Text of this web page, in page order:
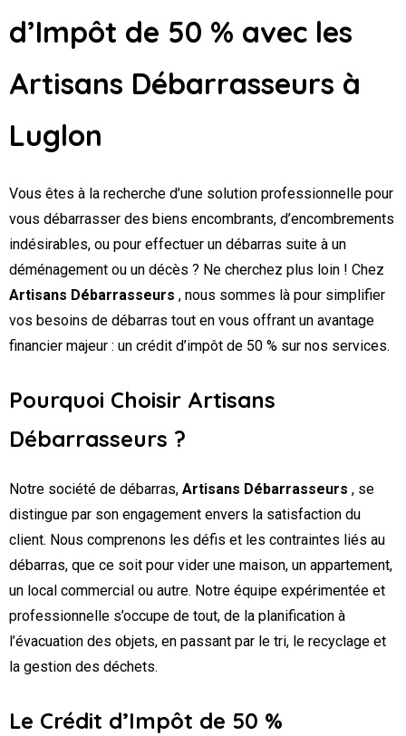
d’Impôt de 50 % avec les
Artisans Débarrasseurs à
Luglon
Vous êtes à la recherche d’une solution professionnelle pour
vous débarrasser des biens encombrants, d’encombrements
indésirables, ou pour effectuer un débarras suite à un
déménagement ou un décès ? Ne cherchez plus loin ! Chez
Artisans Débarrasseurs , nous sommes là pour simplifier
vos besoins de débarras tout en vous offrant un avantage
financier majeur : un crédit d’impôt de 50 % sur nos services.
Pourquoi Choisir Artisans
Débarrasseurs ?
Notre société de débarras, Artisans Débarrasseurs , se
distingue par son engagement envers la satisfaction du
client. Nous comprenons les défis et les contraintes liés au
débarras, que ce soit pour vider une maison, un appartement,
un local commercial ou autre. Notre équipe expérimentée et
professionnelle s’occupe de tout, de la planification à
l’évacuation des objets, en passant par le tri, le recyclage et
la gestion des déchets.
Le Crédit d’Impôt de 50 %